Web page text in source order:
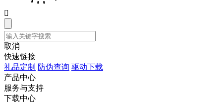

取消
快速链接
礼品定制 防伪查询 驱动下载
产品中心
服务与支持
下载中心